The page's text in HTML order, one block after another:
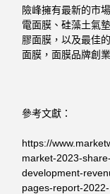
險峰擁有最新的市
電面膜、硅藻土氣
膠面膜，以及最佳
面膜，面膜品牌創
參考文獻：
https://
market-2023-
development-
pages-report-2022-